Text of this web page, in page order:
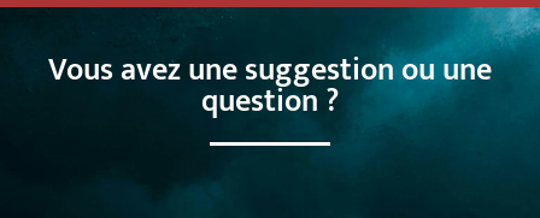
Vous avez une suggestion ou une
question ?